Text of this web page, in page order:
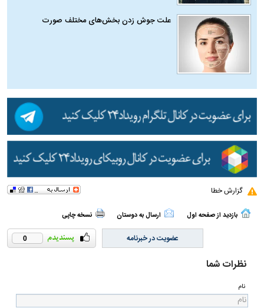
علت جوش زدن بخش‌های مختلف صورت
گزارش خطا
بازدید از صفحه اول ارسال به دوستان نسخه چاپی
0 عضویت در خبرنامه
نظرات شما
نام